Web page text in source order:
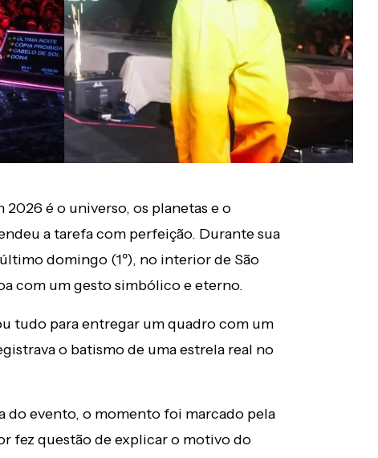
2026 é o universo, os planetas e o
a tarefa com perfeição. Durante sua
domingo (1º), no interior de São
com um gesto simbólico e eterno.
tudo para entregar um quadro com um
o batismo de uma estrela real no
do evento, o momento foi marcado pela
fez questão de explicar o motivo do